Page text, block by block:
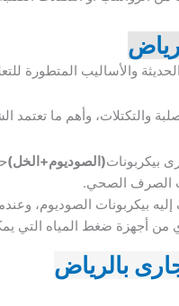
والأساليب المتطورة
والتكتلات، وأهم ما تعتمد
بيكربونات(الصوديوم+الخل)
الصرف الصحي.
بيكربونات الصوديوم،
أجهزة ضغط المياه التي
بالرياض